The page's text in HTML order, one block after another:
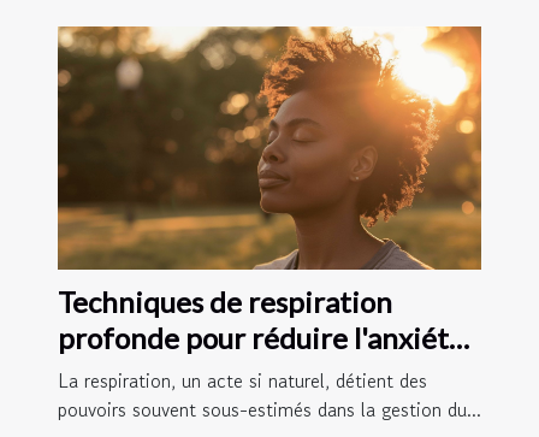
Techniques de respiration
profonde pour réduire l'anxiété
et améliorer le sommeil
La respiration, un acte si naturel, détient des
pouvoirs souvent sous-estimés dans la gestion du...